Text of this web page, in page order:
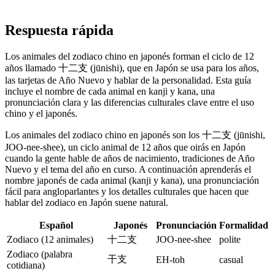
Respuesta rápida
Los animales del zodiaco chino en japonés forman el ciclo de 12
años llamado 十二支 (jūnishi), que en Japón se usa para los años,
las tarjetas de Año Nuevo y hablar de la personalidad. Esta guía
incluye el nombre de cada animal en kanji y kana, una
pronunciación clara y las diferencias culturales clave entre el uso
chino y el japonés.
Los animales del zodiaco chino en japonés son los 十二支 (jūnishi,
JOO-nee-shee), un ciclo animal de 12 años que oirás en Japón
cuando la gente hable de años de nacimiento, tradiciones de Año
Nuevo y el tema del año en curso. A continuación aprenderás el
nombre japonés de cada animal (kanji y kana), una pronunciación
fácil para angloparlantes y los detalles culturales que hacen que
hablar del zodiaco en Japón suene natural.
Español Japonés Pronunciación Formalidad
Zodiaco (12 animales)
十二支 JOO-nee-shee
polite
Zodiaco (palabra
cotidiana)
干支 EH-toh
casual